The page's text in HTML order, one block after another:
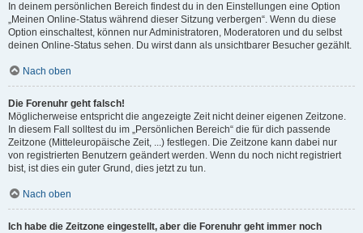
In deinem persönlichen Bereich findest du in den Einstellungen eine Option
„Meinen Online-Status während dieser Sitzung verbergen“. Wenn du diese
Option einschaltest, können nur Administratoren, Moderatoren und du selbst
deinen Online-Status sehen. Du wirst dann als unsichtbarer Besucher gezählt.
Nach oben
Die Forenuhr geht falsch!
Möglicherweise entspricht die angezeigte Zeit nicht deiner eigenen Zeitzone.
In diesem Fall solltest du im „Persönlichen Bereich“ die für dich passende
Zeitzone (Mitteleuropäische Zeit, ...) festlegen. Die Zeitzone kann dabei nur
von registrierten Benutzern geändert werden. Wenn du noch nicht registriert
bist, ist dies ein guter Grund, dies jetzt zu tun.
Nach oben
Ich habe die Zeitzone eingestellt, aber die Forenuhr geht immer noch